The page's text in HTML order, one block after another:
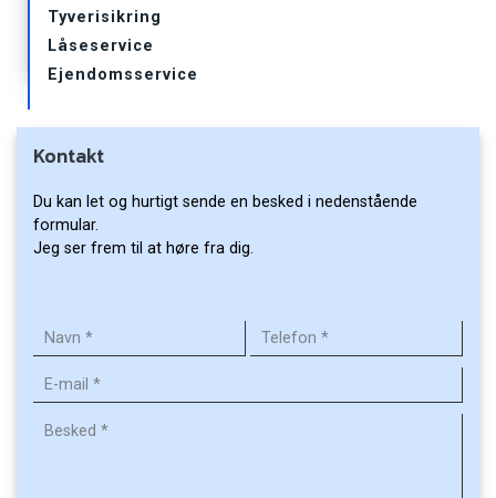
navigation
undersider
Tyverisikring
Låseservice
Ejendomsservice
Kontakt
Du kan let og hurtigt sende en besked i nedenstående
formular.
Jeg ser frem til at høre fra dig.